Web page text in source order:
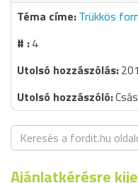
Trükkös
4
Ajánlatkérésre